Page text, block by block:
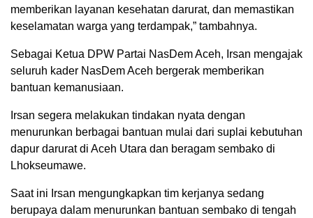
memberikan layanan kesehatan darurat, dan memastikan
keselamatan warga yang terdampak,” tambahnya.
Sebagai Ketua DPW Partai NasDem Aceh, Irsan mengajak
seluruh kader NasDem Aceh bergerak memberikan
bantuan kemanusiaan.
Irsan segera melakukan tindakan nyata dengan
menurunkan berbagai bantuan mulai dari suplai kebutuhan
dapur darurat di Aceh Utara dan beragam sembako di
Lhokseumawe.
Saat ini Irsan mengungkapkan tim kerjanya sedang
berupaya dalam menurunkan bantuan sembako di tengah